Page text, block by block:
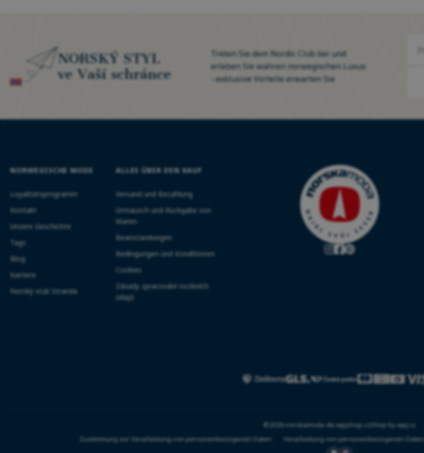
NORSKÝ STYL
ve Vaší schránce
Treten Sie dem Nordic Club bei und
erleben Sie wahren norwegischen Luxus
- exklusive Vorteile erwarten Sie
NORWEGISCHE MODE
Loyalitätsprogramm
Kontakt
Unsere Geschichte
Tags
Blog
Karriere
Norský srub Stranda
ALLES ÜBER DEN KAUF
Versand und Bezahlung
Umtausch und Rückgabe von
Waren
Beanstandungen
Bedingungen und Konditionen
Cookies
Zásady zpracování osobních
údajů
©2026 norskamoda-de.wpjshop.cz Shop by wpj.cz
Zustimmung zur Verarbeitung von personenbezogenen Daten
Verarbeitung von personenbezogenen Daten